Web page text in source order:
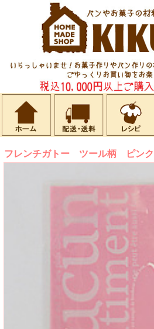
フレンチガトー ツール柄 ピン